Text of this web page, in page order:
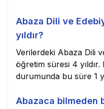
Abaza Dili ve
yıldır?
Verilerdeki Abaza Dili
öğretim süresi 4 yıldır.
durumunda bu süre 1
Abazaca bilmeden